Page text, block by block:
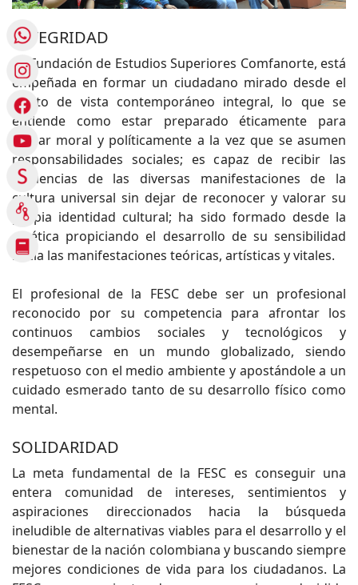
INTEGRIDAD
La Fundación de Estudios Superiores Comfanorte, está
empeñada en formar un ciudadano mirado desde el
punto de vista contemporáneo integral, lo que se
entiende como estar preparado éticamente para
actuar moral y políticamente a la vez que se asumen
responsabilidades sociales; es capaz de recibir las
influencias de las diversas manifestaciones de la
cultura universal sin dejar de reconocer y valorar su
propia identidad cultural; ha sido formado desde la
estética propiciando el desarrollo de su sensibilidad
hacia las manifestaciones teóricas, artísticas y vitales.
El profesional de la FESC debe ser un profesional
reconocido por su competencia para afrontar los
continuos cambios sociales y tecnológicos y
desempeñarse en un mundo globalizado, siendo
respetuoso con el medio ambiente y apostándole a un
cuidado esmerado tanto de su desarrollo físico como
mental.
SOLIDARIDAD
La meta fundamental de la FESC es conseguir una
entera comunidad de intereses, sentimientos y
aspiraciones direccionados hacia la búsqueda
ineludible de alternativas viables para el desarrollo y el
bienestar de la nación colombiana y buscando siempre
mejores condiciones de vida para los ciudadanos. La